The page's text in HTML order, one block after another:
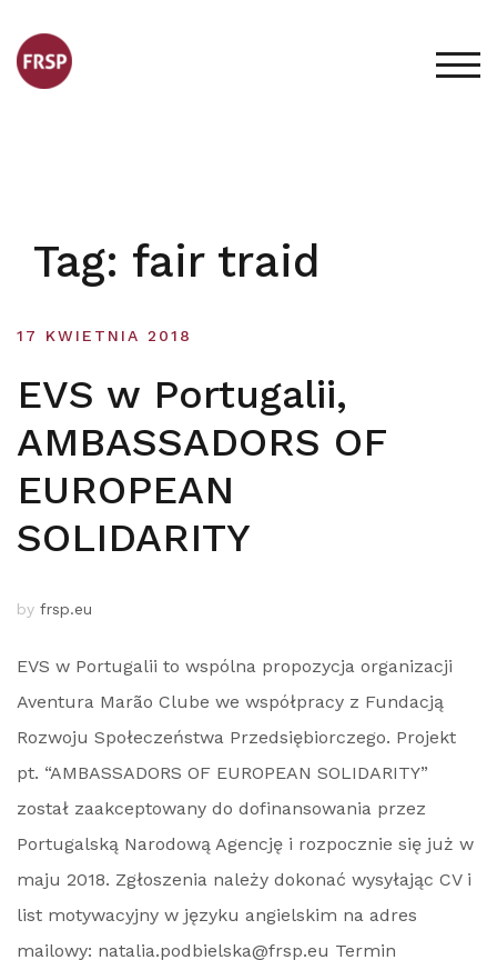
content
Tag: fair traid
17 KWIETNIA 2018
EVS w Portugalii,
AMBASSADORS OF
EUROPEAN
SOLIDARITY
by frsp.eu
EVS w Portugalii to wspólna propozycja organizacji
Aventura Marão Clube we współpracy z Fundacją
Rozwoju Społeczeństwa Przedsiębiorczego. Projekt
pt. “AMBASSADORS OF EUROPEAN SOLIDARITY”
został zaakceptowany do dofinansowania przez
Portugalską Narodową Agencję i rozpocznie się już w
maju 2018. Zgłoszenia należy dokonać wysyłając CV i
list motywacyjny w języku angielskim na adres
mailowy: natalia.podbielska@frsp.eu Termin